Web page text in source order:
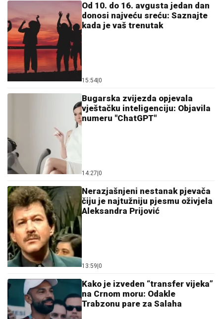
Od 10. do 16. avgusta jedan dan
donosi najveću sreću: Saznajte
kada je vaš trenutak
15:54 0
Bugarska zvijezda opjevala
vještačku inteligenciju: Objavila
numeru "ChatGPT"
14:27 0
Nerazjašnjeni nestanak pjevača
čiju je najtužniju pjesmu oživjela
Aleksandra Prijović
13:59 0
Kako je izveden “transfer vijeka”
na Crnom moru: Odakle
Trabzonu pare za Salaha